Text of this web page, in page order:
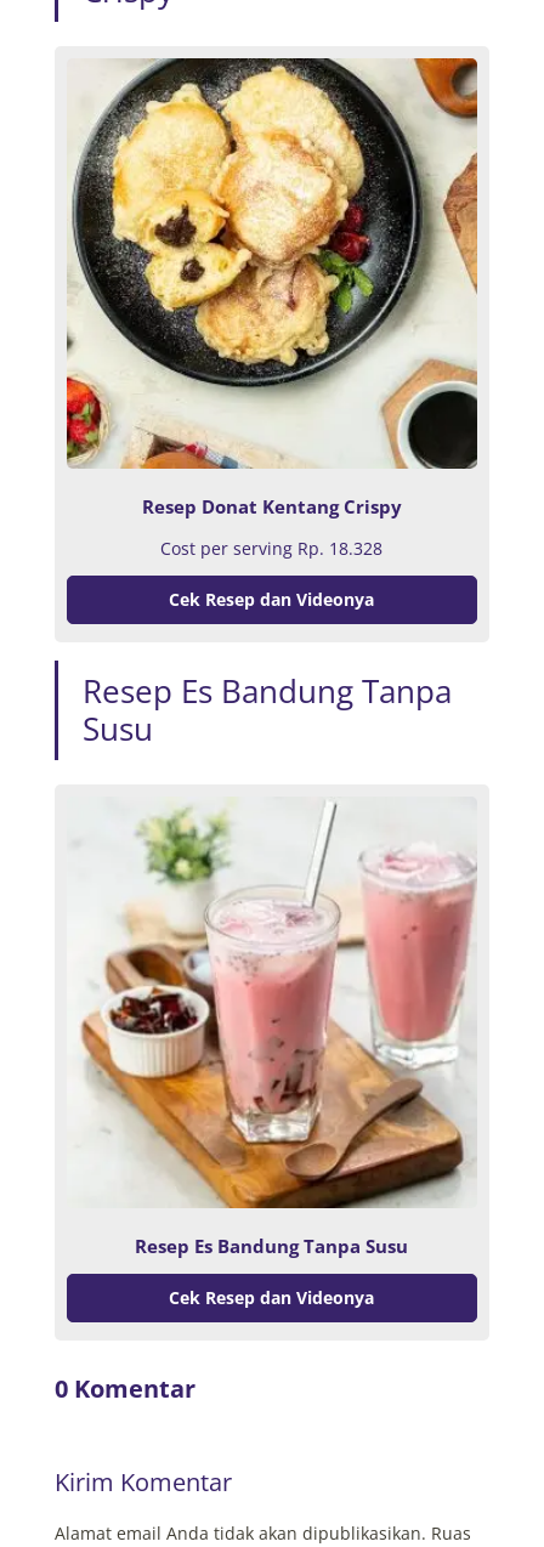
Resep Donat Kentang Crispy
Cost per serving Rp. 18.328
Cek Resep dan Videonya
Resep Es Bandung Tanpa
Susu
Resep Es Bandung Tanpa Susu
Cek Resep dan Videonya
0 Komentar
Kirim Komentar
Alamat email Anda tidak akan dipublikasikan. Ruas